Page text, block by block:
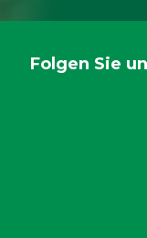
Folgen Sie